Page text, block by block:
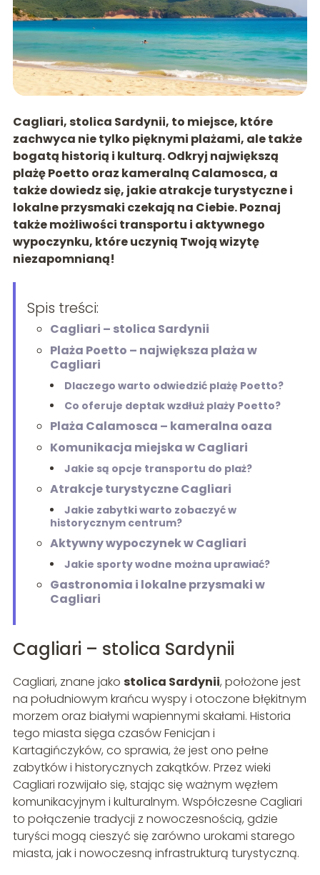
Cagliari, stolica Sardynii, to miejsce, które
zachwyca nie tylko pięknymi plażami, ale także
bogatą historią i kulturą. Odkryj największą
plażę Poetto oraz kameralną Calamosca, a
także dowiedz się, jakie atrakcje turystyczne i
lokalne przysmaki czekają na Ciebie. Poznaj
także możliwości transportu i aktywnego
wypoczynku, które uczynią Twoją wizytę
niezapomnianą!
Spis treści:
Cagliari – stolica Sardynii
Plaża Poetto – największa plaża w
Cagliari
Dlaczego warto odwiedzić plażę Poetto?
Co oferuje deptak wzdłuż plaży Poetto?
Plaża Calamosca – kameralna oaza
Komunikacja miejska w Cagliari
Jakie są opcje transportu do plaż?
Atrakcje turystyczne Cagliari
Jakie zabytki warto zobaczyć w
historycznym centrum?
Aktywny wypoczynek w Cagliari
Jakie sporty wodne można uprawiać?
Gastronomia i lokalne przysmaki w
Cagliari
Cagliari – stolica Sardynii
Cagliari, znane jako stolica Sardynii, położone jest
na południowym krańcu wyspy i otoczone błękitnym
morzem oraz białymi wapiennymi skałami. Historia
tego miasta sięga czasów Fenicjan i
Kartagińczyków, co sprawia, że jest ono pełne
zabytków i historycznych zakątków. Przez wieki
Cagliari rozwijało się, stając się ważnym węzłem
komunikacyjnym i kulturalnym. Współczesne Cagliari
to połączenie tradycji z nowoczesnością, gdzie
turyści mogą cieszyć się zarówno urokami starego
miasta, jak i nowoczesną infrastrukturą turystyczną.